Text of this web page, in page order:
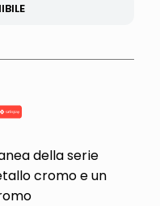
della serie
cromo e un